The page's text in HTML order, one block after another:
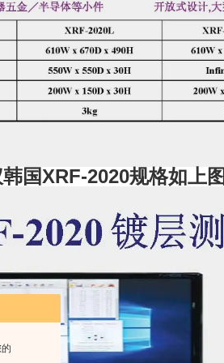
国XRF-2020规格如上图